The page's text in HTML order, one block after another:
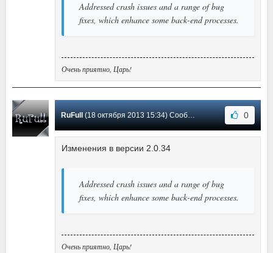
Addressed crash issues and a range of bug
fixes, which enhance some back-end processes.
Очень приятно, Царь!
RuFull (18 октября 2013 15:34) Сообщение #20 0
Изменения в версии 2.0.34
Addressed crash issues and a range of bug
fixes, which enhance some back-end processes.
Очень приятно, Царь!